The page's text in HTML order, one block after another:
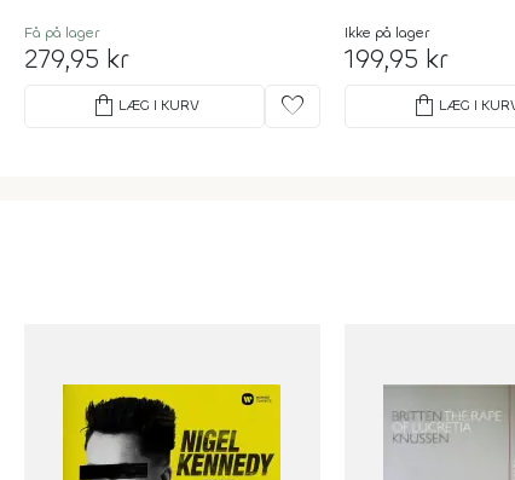
Få på lager
279,95 kr
shopping_bag LÆG I KURV favorite
Ikke på lager
199,95 kr
shopping_bag LÆG I